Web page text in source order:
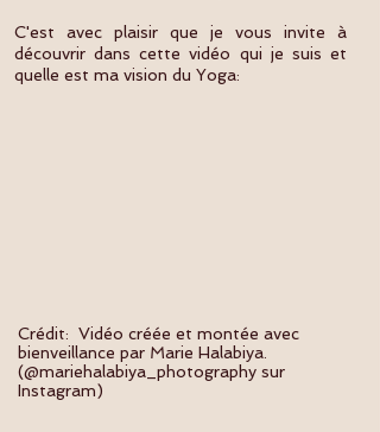
C'est avec plaisir que je vous invite à
découvrir dans cette vidéo qui je suis et
quelle est ma vision du Yoga:
Crédit: Vidéo créée et montée avec
bienveillance par Marie Halabiya.
(@mariehalabiya_photography sur
Instagram)